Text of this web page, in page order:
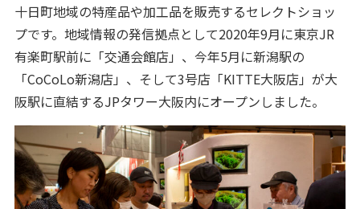
十日町地域の特産品や加工品を販売するセレクトショッ
プです。地域情報の発信拠点として2020年9月に東京JR
有楽町駅前に「交通会館店」、今年5月に新潟駅の
「CoCoLo新潟店」、そして3号店「KITTE大阪店」が大
阪駅に直結するJPタワー大阪内にオープンしました。